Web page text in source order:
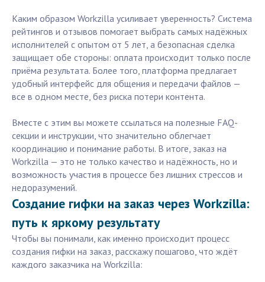
Каким образом Workzilla усиливает уверенность? Система
рейтингов и отзывов помогает выбрать самых надёжных
исполнителей с опытом от 5 лет, а безопасная сделка
защищает обе стороны: оплата происходит только после
приёма результата. Более того, платформа предлагает
удобный интерфейс для общения и передачи файлов —
все в одном месте, без риска потери контента.
Вместе с этим вы можете ссылаться на полезные FAQ-
секции и инструкции, что значительно облегчает
координацию и понимание работы. В итоге, заказ на
Workzilla — это не только качество и надёжность, но и
возможность участия в процессе без лишних стрессов и
недоразумений.
Создание гифки на заказ через Workzilla:
путь к яркому результату
Чтобы вы понимали, как именно происходит процесс
создания гифки на заказ, расскажу пошагово, что ждёт
каждого заказчика на Workzilla: